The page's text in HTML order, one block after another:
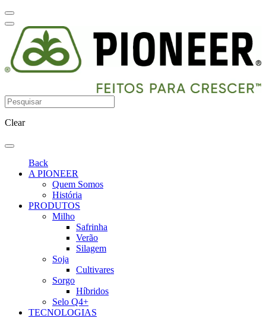
Clear
Back
A PIONEER
Quem Somos
História
PRODUTOS
Milho
Safrinha
Verão
Silagem
Soja
Cultivares
Sorgo
Híbridos
Selo Q4+
TECNOLOGIAS